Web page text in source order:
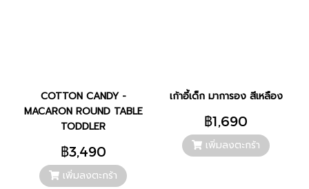
COTTON CANDY -
MACARON ROUND TABLE
TODDLER
฿3,490
เพิ่มลงตะกร้า
เก้าอี้เด็ก มาการอง สีเหลือง
฿1,690
เพิ่มลงตะกร้า